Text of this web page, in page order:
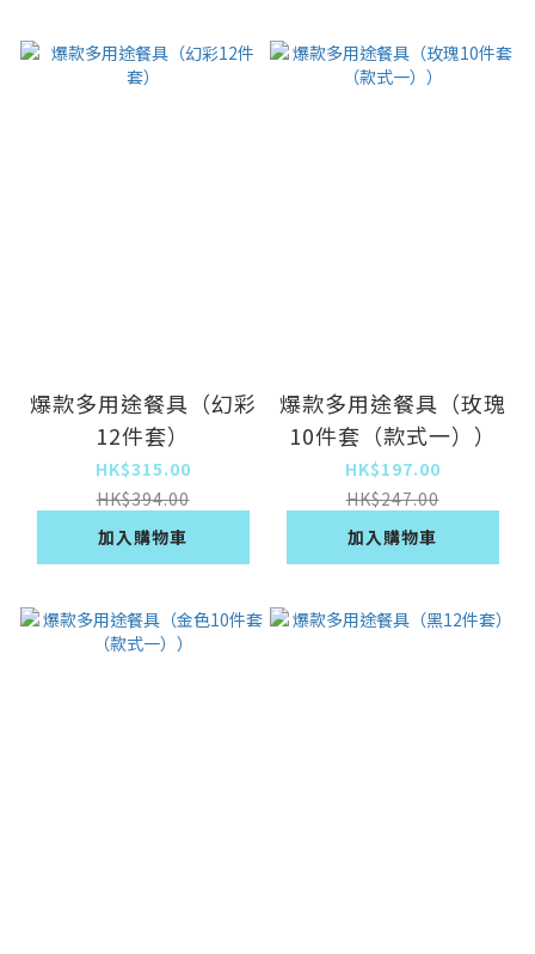
爆款多用途餐具（幻彩
12件套）
HK$315.00
HK$394.00
加入購物車
爆款多用途餐具（玫瑰
10件套（款式一））
HK$197.00
HK$247.00
加入購物車